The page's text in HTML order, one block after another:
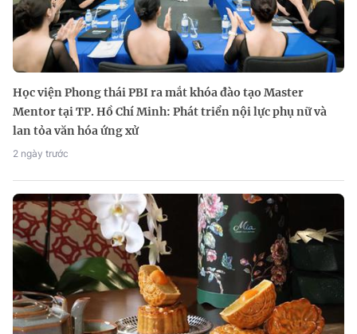
Học viện Phong thái PBI ra mắt khóa đào tạo Master
Mentor tại TP. Hồ Chí Minh: Phát triển nội lực phụ nữ và
lan tỏa văn hóa ứng xử
2 ngày trước